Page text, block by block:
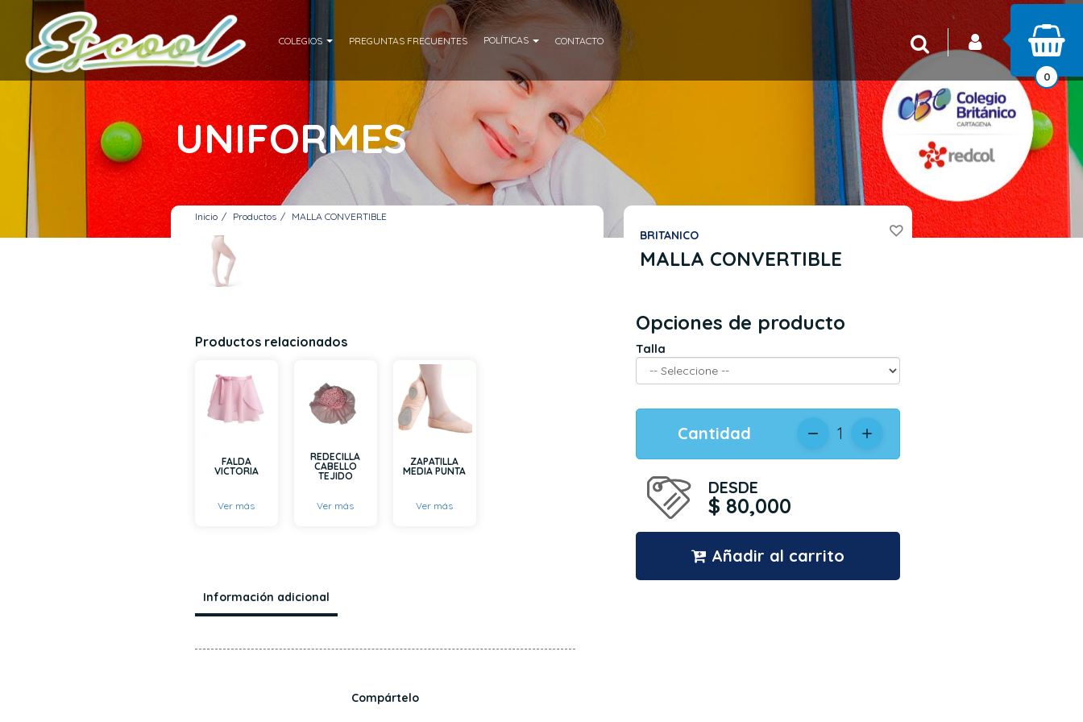
COLEGIOS PREGUNTAS FRECUENTES POLÍTICAS CONTACTO INICIAR SESIÓN
0
UNIFORMES
Inicio Productos MALLA CONVERTIBLE
Productos relacionados
FALDA
VICTORIA
Ver más
REDECILLA
CABELLO
TEJIDO
Ver más
ZAPATILLA
MEDIA PUNTA
Ver más
Información adicional
Compártelo
BRITANICO
MALLA CONVERTIBLE
Opciones de producto
Talla
Cantidad 1
DESDE
$ 80,000
Añadir al carrito